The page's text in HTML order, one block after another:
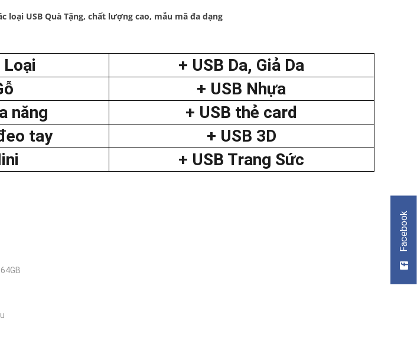
loại USB Quà Tặng, chất lượng cao, mẫu mã đa dạng
Loại
+ USB Da, Giả Da
+ USB Nhựa
năng
+ USB thẻ card
tay
+ USB 3D
+ USB Trang Sức
Facebook